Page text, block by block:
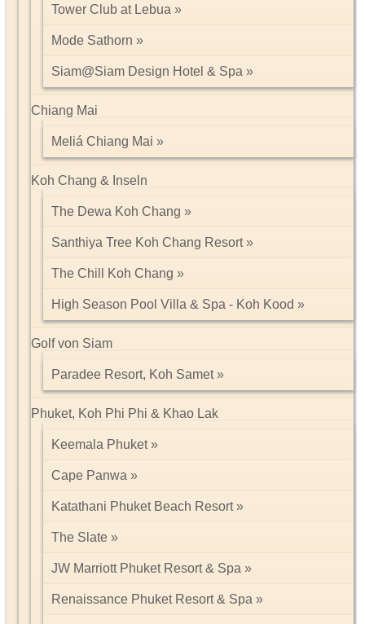
Tower Club at Lebua
Mode Sathorn
Siam@Siam Design Hotel & Spa
Chiang Mai
Meliá Chiang Mai
Koh Chang & Inseln
The Dewa Koh Chang
Santhiya Tree Koh Chang Resort
The Chill Koh Chang
High Season Pool Villa & Spa - Koh Kood
Golf von Siam
Paradee Resort, Koh Samet
Phuket, Koh Phi Phi & Khao Lak
Keemala Phuket
Cape Panwa
Katathani Phuket Beach Resort
The Slate
JW Marriott Phuket Resort & Spa
Renaissance Phuket Resort & Spa